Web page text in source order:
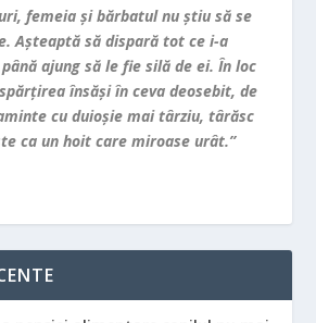
femeia şi bărbatul nu ştiu să se
Aşteaptă să dispară tot ce i-a
ajung să le fie silă de ei. În loc
însăşi în ceva deosebit, de
cu duioşie mai târziu, târăsc
ca un hoit care miroase urât.”